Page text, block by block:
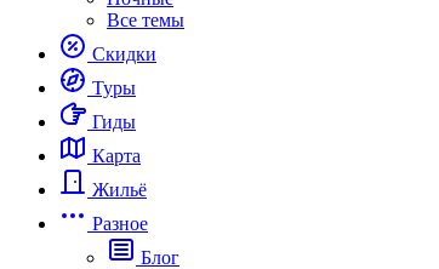
Все темы
Скидки
Туры
Гиды
Карта
Жильё
Разное
Блог